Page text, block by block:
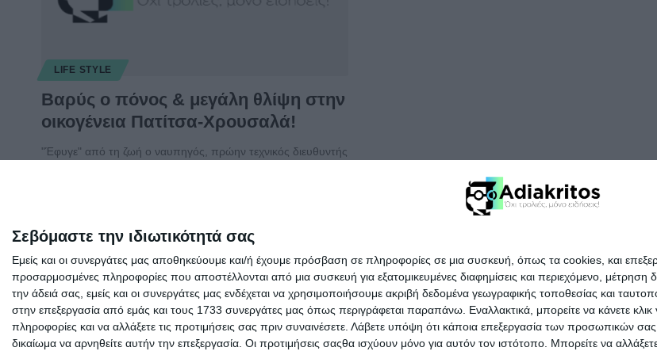
Σεβόμαστε την ιδιωτικότητά σας
Εμείς και οι συνεργάτες μας αποθηκεύουμε και/ή έχουμε πρόσβαση σε πληροφορίες σε μια συσκευή, όπως τα cookies, και
προσαρμοσμένες πληροφορίες που αποστέλλονται από μια συσκευή για εξατομικευμένες διαφημίσεις και περιεχόμενο,
την άδειά σας, εμείς και οι συνεργάτες μας ενδέχεται να χρησιμοποιήσουμε ακριβή δεδομένα γεωγραφικής τοποθεσίας και
στην επεξεργασία από εμάς και τους 1733 συνεργάτες μας όπως περιγράφεται παραπάνω. Εναλλακτικά, μπορείτε να κάνετε
πληροφορίες και να αλλάξετε τις προτιμήσεις σας πριν συναινέσετε. Λάβετε υπόψη ότι κάποια επεξεργασία των προσωπικών σας
δικαίωμα να αρνηθείτε αυτήν την επεξεργασία. Οι προτιμήσεις σαςθα ισχύουν μόνο για αυτόν τον ιστότοπο. Μπορείτε να
LIFE STYLE
Βαρύς ο πόνος & μεγάλη θλίψη στην
οικογένεια Πατίτσα-Χρουσαλά!
"Έφυγε" από τη ζωή ο ναυπηγός, πρώην τεχνικός διευθυντής